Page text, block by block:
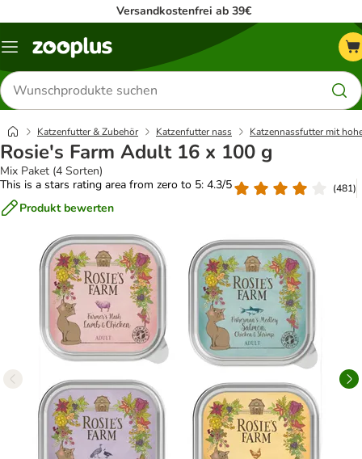
Versandkostenfrei ab 39€
Menü
Produkte
suchen
Katzenfutter & Zubehör Katzenfutter nass Katzennassfutter mit
Rosie's Farm Adult 16 x 100 g
Mix Paket (4 Sorten)
This is a stars rating area from zero to 5: 4.3/5
(481)
Produkt bewerten